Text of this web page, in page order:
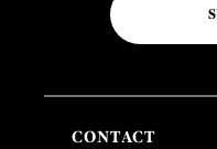
CONTACT